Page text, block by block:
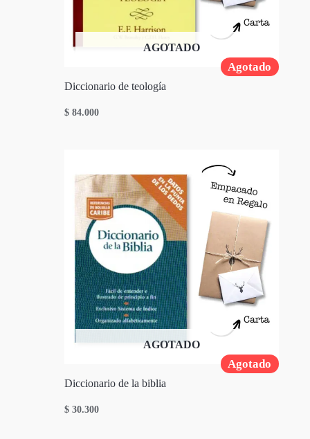
Agotado
AGOTADO
Diccionario de teología
$ 84.000
Agotado
AGOTADO
Diccionario de la biblia
$ 30.300